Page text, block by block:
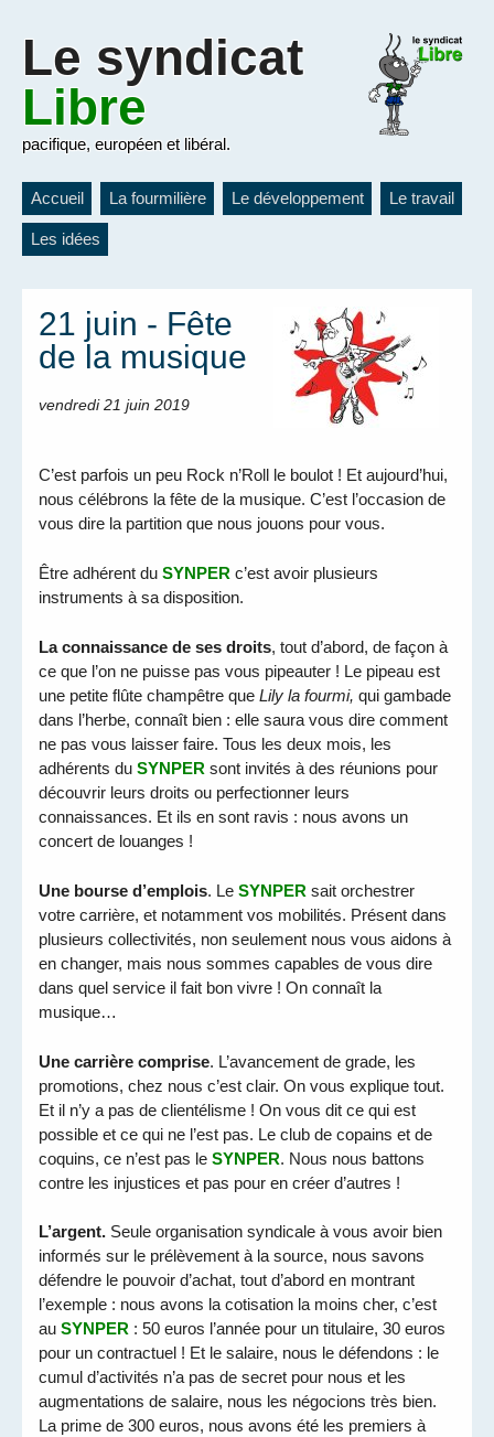
Le syndicat
Libre
pacifique, européen et libéral.
Accueil La fourmilière Le développement Le travail
Les idées
21 juin - Fête
de la musique
vendredi 21 juin 2019
C’est parfois un peu Rock n’Roll le boulot ! Et aujourd’hui,
nous célébrons la fête de la musique. C’est l’occasion de
vous dire la partition que nous jouons pour vous.
Être adhérent duSYNPER c’est avoir plusieurs
instruments à sa disposition.
La connaissance de ses droits, tout d’abord, de façon à
ce que l’on ne puisse pas vous pipeauter ! Le pipeau est
une petite flûte champêtre queLily la fourmi, qui gambade
dans l’herbe, connaît bien : elle saura vous dire comment
ne pas vous laisser faire. Tous les deux mois, les
adhérents duSYNPER sont invités à des réunions pour
découvrir leurs droits ou perfectionner leurs
connaissances. Et ils en sont ravis : nous avons un
concert de louanges !
Une bourse d’emplois. LeSYNPER sait orchestrer
votre carrière, et notamment vos mobilités. Présent dans
plusieurs collectivités, non seulement nous vous aidons à
en changer, mais nous sommes capables de vous dire
dans quel service il fait bon vivre ! On connaît la
musique…
Une carrière comprise. L’avancement de grade, les
promotions, chez nous c’est clair. On vous explique tout.
Et il n’y a pas de clientélisme ! On vous dit ce qui est
possible et ce qui ne l’est pas. Le club de copains et de
coquins, ce n’est pas leSYNPER. Nous nous battons
contre les injustices et pas pour en créer d’autres !
L’argent. Seule organisation syndicale à vous avoir bien
informés sur le prélèvement à la source, nous savons
défendre le pouvoir d’achat, tout d’abord en montrant
l’exemple : nous avons la cotisation la moins cher, c’est
auSYNPER : 50 euros l’année pour un titulaire, 30 euros
pour un contractuel ! Et le salaire, nous le défendons : le
cumul d’activités n’a pas de secret pour nous et les
augmentations de salaire, nous les négocions très bien.
La prime de 300 euros, nous avons été les premiers à